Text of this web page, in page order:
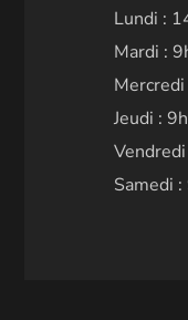
Lundi :
Mardi :
Jeudi :
Samedi